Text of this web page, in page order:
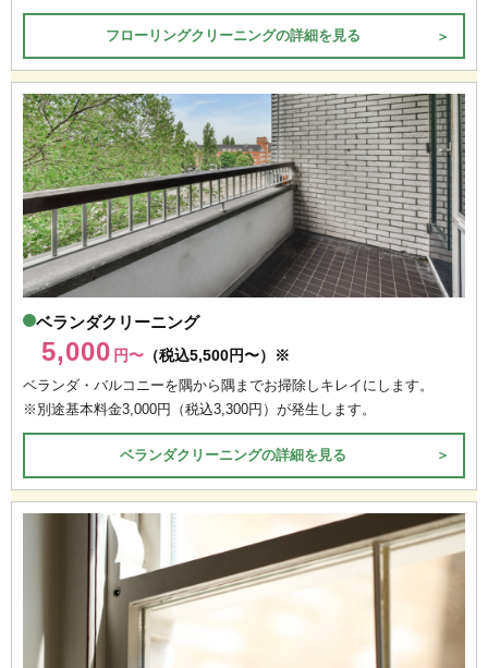
フローリングクリーニングの詳細を見る ＞
ベランダクリーニング
5,000 円〜 （税込5,500円〜）※
ベランダ・バルコニーを隅から隅までお掃除しキレイにします。
※別途基本料金3,000円（税込3,300円）が発生します。
ベランダクリーニングの詳細を見る ＞